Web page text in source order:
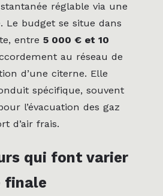
réglable via une
Le budget se situe dans
entre 5 000 € et 10
au réseau de
d’une citerne. Elle
spécifique, souvent
l’évacuation des gaz
d’air frais.
qui font varier
finale